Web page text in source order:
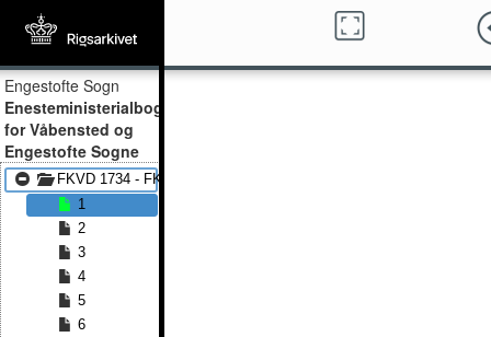
Engestofte Sogn
Enesteministerialbog
for Våbensted og
Engestofte Sogne
FKVD 1734 - FKVD 1784
1
2
3
4
5
6